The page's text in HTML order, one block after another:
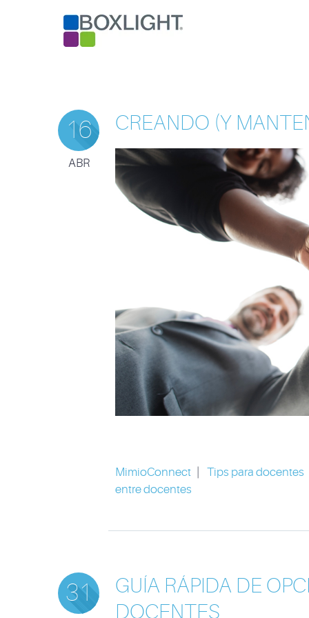
16
ABR
CREANDO (Y
MimioConnect
Tips para docentes
entre docentes
31
GUÍA RÁPIDA DE
DOCENTES